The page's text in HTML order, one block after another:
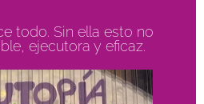
todo. Sin ella esto no
ejecutora y eficaz.